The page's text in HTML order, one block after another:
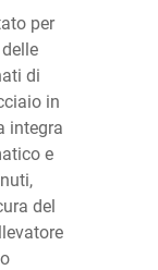
per
di
in
integra
e
del